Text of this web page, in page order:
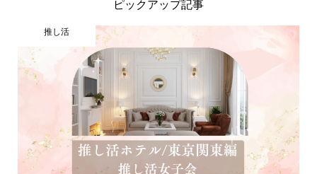
ピックアップ記事
推し活